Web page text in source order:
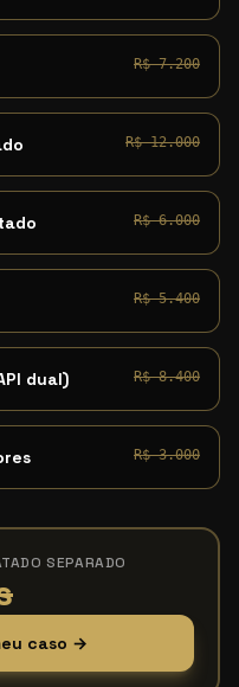
R$ 7.200
R$ 12.000
R$ 6.000
R$ 5.400
dual) R$ 8.400
R$ 3.000
SEPARADO
caso →